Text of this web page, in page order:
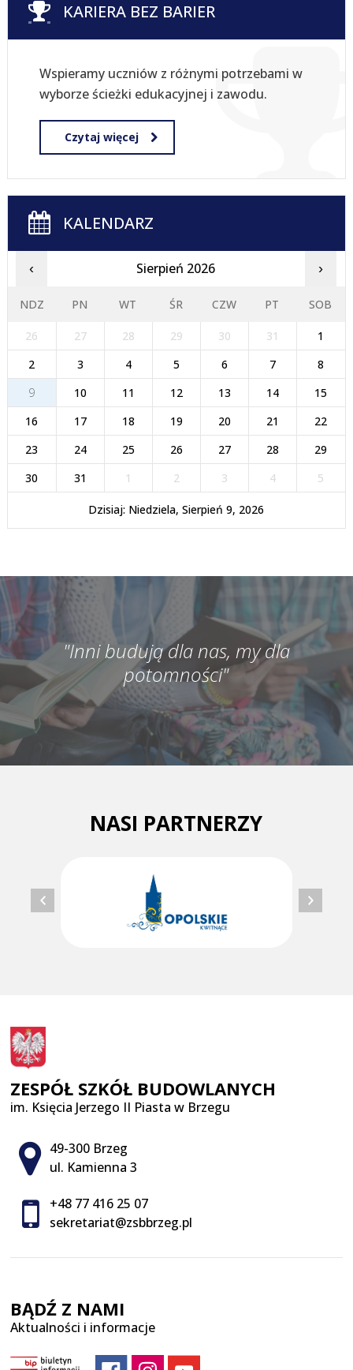
KARIERA BEZ BARIER
Wspieramy uczniów z różnymi potrzebami w
wyborze ścieżki edukacyjnej i zawodu.
Czytaj więcej
KALENDARZ
‹ Sierpień 2026 ›
NDZ PN WT ŚR CZW PT SOB
26 27 28 29 30 31
1
2
3 4 5 6 7
8
9
10 11 12 13 14
15
16
17 18 19 20 21
22
23
24 25 26 27 28
29
30
31 1 2 3 4 5
Dzisiaj: Niedziela, Sierpień 9, 2026
"Inni budują dla nas, my dla
potomności"
NASI PARTNERZY
ZESPÓŁ SZKÓŁ BUDOWLANYCH
im. Księcia Jerzego II Piasta w Brzegu
Adres pocztowy:
49-300 Brzeg
ul. Kamienna 3
+48 77 416 25 07
sekretariat@zsbbrzeg.pl
BĄDŹ Z NAMI
Aktualności i informacje